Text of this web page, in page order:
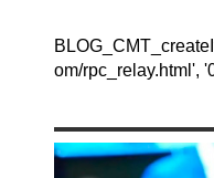
om/rpc_relay.html',